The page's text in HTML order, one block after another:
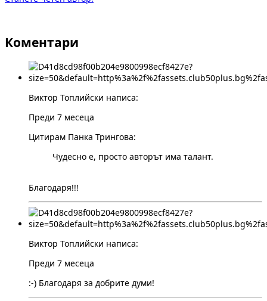
Коментари
Виктор Топлийски написа:
Преди 7 месеца
Цитирам Панка Трингова:
Чудесно е, просто авторът има талант.
Благодаря!!!
Виктор Топлийски написа:
Преди 7 месеца
:-) Благодаря за добрите думи!